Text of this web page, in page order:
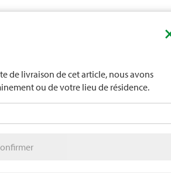
LANDI Météo
Excellente qualité,
de livraison de cet article, nous avons
ou de votre lieu de résidence.
jeunes de moins de 16 ans. La limite